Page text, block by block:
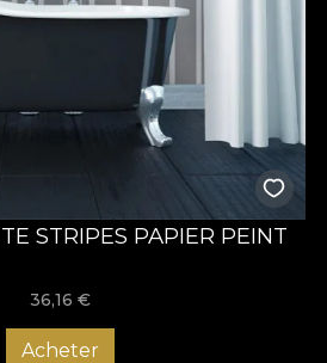
STRIPES PAPIER PEINT
36,16 €
Acheter